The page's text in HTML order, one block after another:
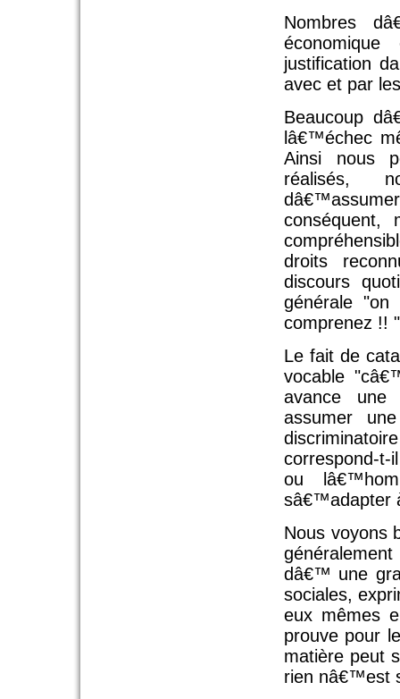
Nombres
justification
avec et par
Beaucoup
lâ€™échec
Ainsi nous
réalisés,
conséquent,
droits
discours
générale
comprenez !!
Le fait de
vocable
avance une
assumer
correspond-t-
ou
sâ€™adapter
Nous voyons
dâ€™ une
sociales,
eux mêmes
prouve pour
matière peut
rien nâ€™est